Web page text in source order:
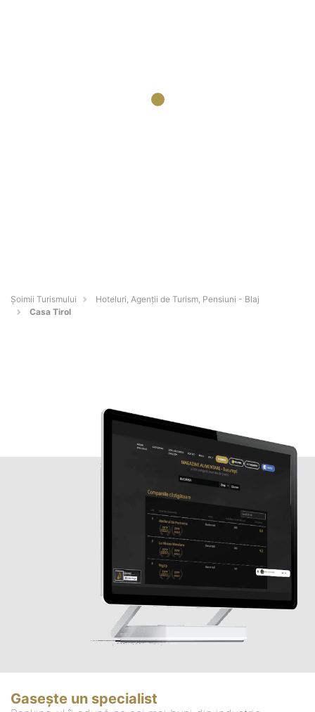
Șoimii Turismului
Hoteluri, Agenții de Turism, Pensiuni - Blaj
Casa Tirol
Gasește un specialist